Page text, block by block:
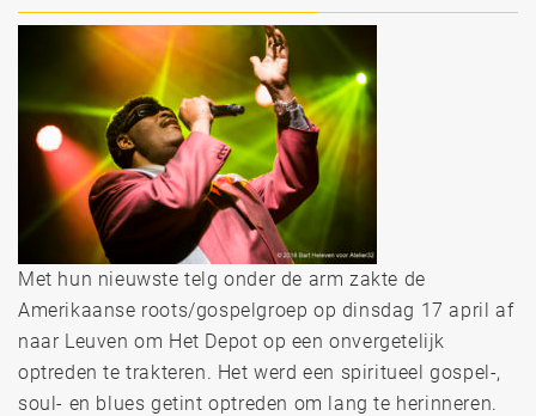
Met hun nieuwste telg onder de arm zakte de
Amerikaanse roots/gospelgroep op dinsdag 17 april af
naar Leuven om Het Depot op een onvergetelijk
optreden te trakteren. Het werd een spiritueel gospel-,
soul- en blues getint optreden om lang te herinneren.